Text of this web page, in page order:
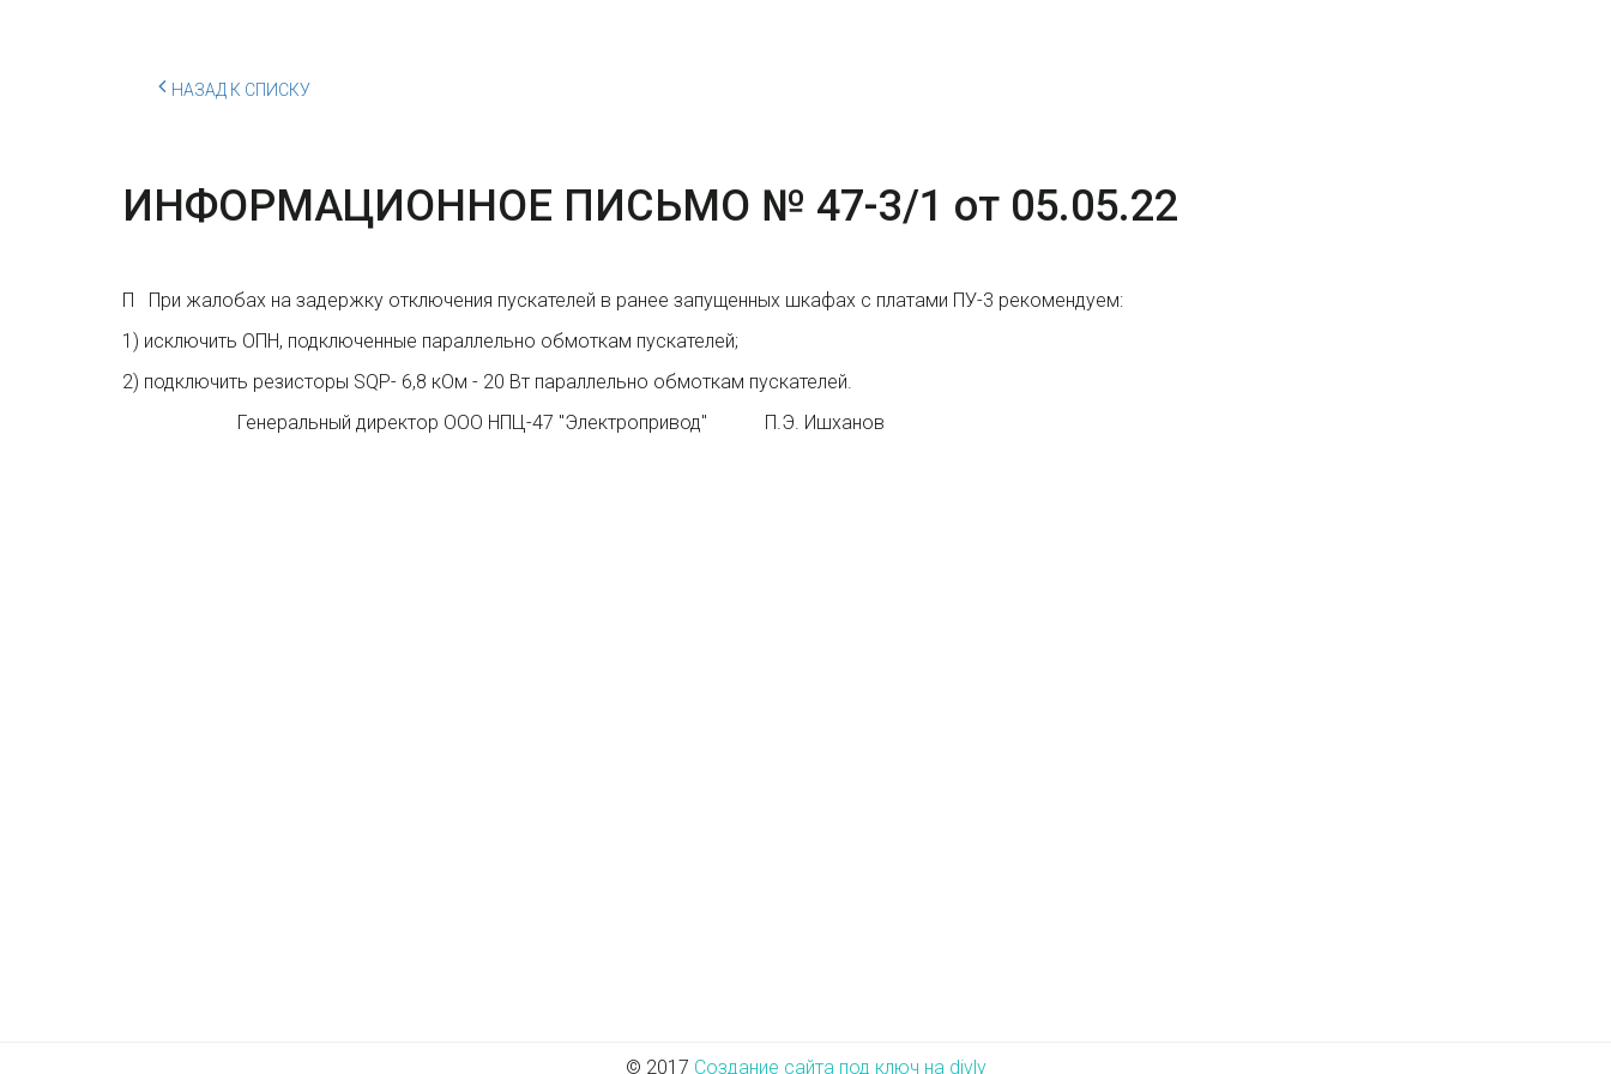
НАЗАД К СПИСКУ
ИНФОРМАЦИОННОЕ ПИСЬМО № 47-3/1 от 05.05.22
П При жалобах на задержку отключения пускателей в ранее запущенных шкафах с платами ПУ-3 рекомендуем:
1) исключить ОПН, подключенные параллельно обмоткам пускателей;
2) подключить резисторы SQP- 6,8 кОм - 20 Вт параллельно обмоткам пускателей.
Генеральный директор ООО НПЦ-47 "Электропривод" П.Э. Ишханов
© 2017 Создание сайта под ключ на divly